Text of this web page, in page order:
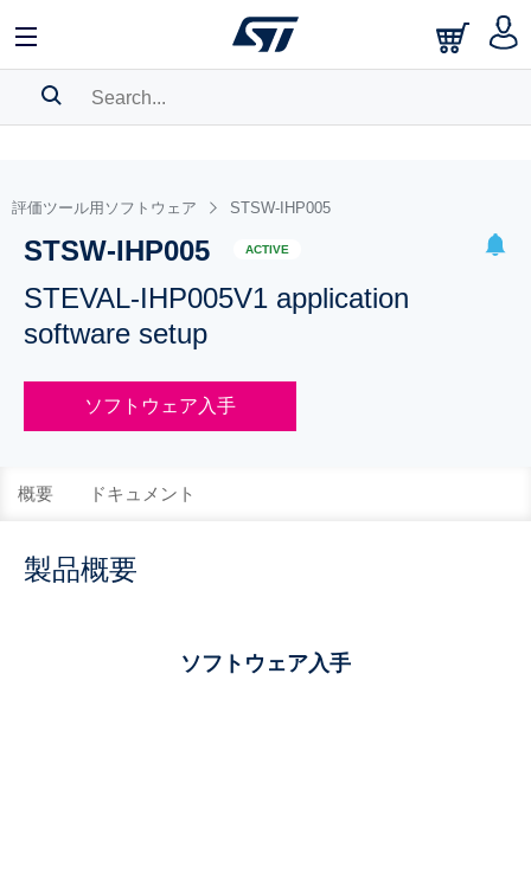
BOOKMARK
Pleaselog in to show your saved searches.
評価ツール用ソフトウェア STSW-IHP005
STSW-IHP005 ACTIVE
STEVAL-IHP005V1 application
software setup
ソフトウェア入手
概要 ドキュメント
製品概要
ソフトウェア入手